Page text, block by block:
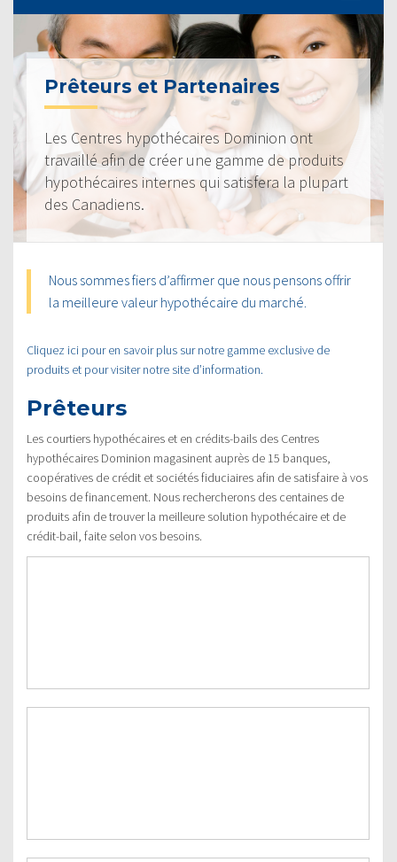
Prêteurs et Partenaires
Les Centres hypothécaires Dominion ont
travaillé afin de créer une gamme de produits
hypothécaires internes qui satisfera la plupart
des Canadiens.
Nous sommes fiers d’affirmer que nous pensons offrir
la meilleure valeur hypothécaire du marché.
Cliquez ici pour en savoir plus sur notre gamme exclusive de
produits et pour visiter notre site d’information.
Prêteurs
Les courtiers hypothécaires et en crédits-bails des Centres
hypothécaires Dominion magasinent auprès de 15 banques,
coopératives de crédit et sociétés fiduciaires afin de satisfaire à vos
besoins de financement. Nous rechercherons des centaines de
produits afin de trouver la meilleure solution hypothécaire et de
crédit-bail, faite selon vos besoins.